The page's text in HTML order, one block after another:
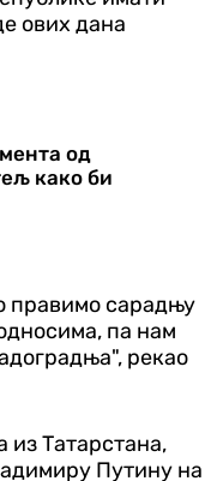
ових дана
од
како би
правимо сарадњу
па нам
рекао
из Татарстана,
Путину на